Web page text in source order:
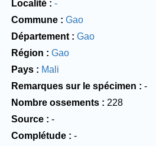
Localité
-
Commune
Gao
Département
Gao
Région
Gao
Pays
Mali
Remarques sur le spécimen
-
Nombre ossements
228
Source
-
Complétude
-